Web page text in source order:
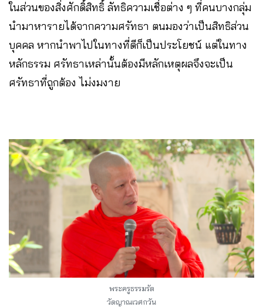
ในส่วนของสิ่งศักดิ์สิทธิ์ ลัทธิความเชื่อต่าง ๆ ที่คนบางกลุ่ม
นำมาหารายได้จากความศรัทธา ตนมองว่าเป็นสิทธิส่วน
บุคคล หากนำพาไปในทางที่ดีก็เป็นประโยชน์ แต่ในทาง
หลักธรรม ศรัทธาเหล่านั้นต้องมีหลักเหตุผลจึงจะเป็น
ศรัทธาที่ถูกต้อง ไม่งมงาย
พระครูธรรมรัต
วัดญาณเวศกวัน